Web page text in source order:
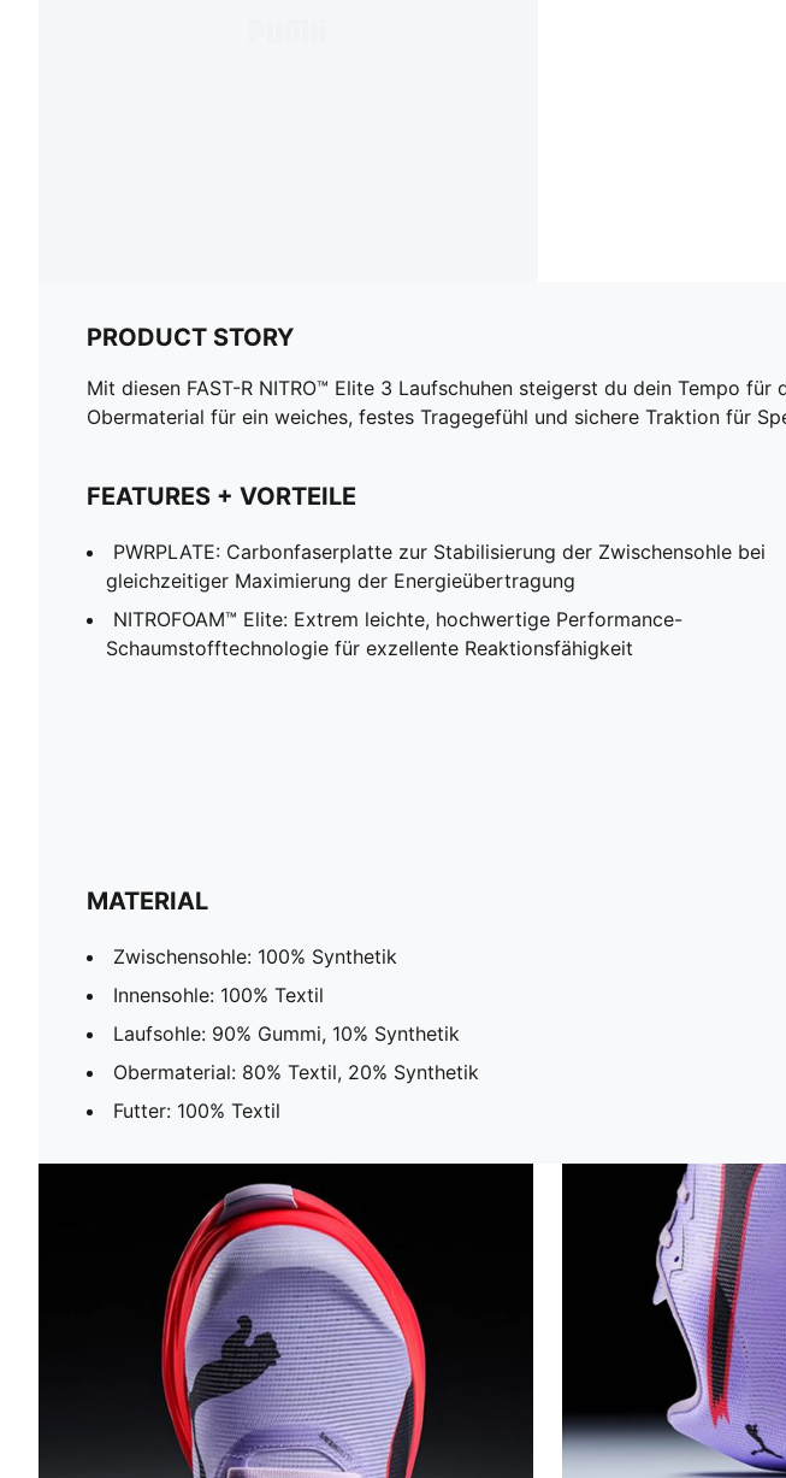
PRODUCT STORY
Mit diesen FAST-R NITRO™ Elite 3 Laufschuhen steigerst du dein Tempo
Obermaterial für ein weiches, festes Tragegefühl und sichere Traktion für
FEATURES + VORTEILE
PWRPLATE: Carbonfaserplatte zur Stabilisierung der Zwischensohle bei
gleichzeitiger Maximierung der Energieübertragung
NITROFOAM™ Elite: Extrem leichte, hochwertige Performance-
Schaumstofftechnologie für exzellente Reaktionsfähigkeit
MATERIAL
Zwischensohle: 100% Synthetik
Innensohle: 100% Textil
Laufsohle: 90% Gummi, 10% Synthetik
Obermaterial: 80% Textil, 20% Synthetik
Futter: 100% Textil